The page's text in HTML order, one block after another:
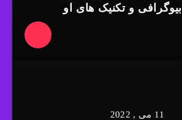
11 می , 2022